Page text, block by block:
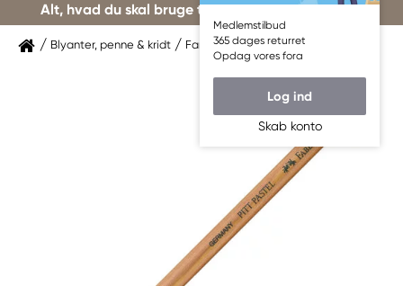
Medlemstilbud
365 dages returret
Opdag vores fora
Log ind
Skab konto
Alt, hvad du skal bruge til kursusstart – køb her »
Blyanter, penne & kridt Farveblyanter Faber-Castell